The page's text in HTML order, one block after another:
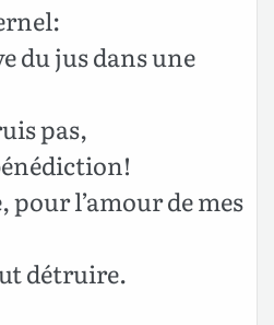
du jus dans une
pas,
pour l’amour de mes
détruire.